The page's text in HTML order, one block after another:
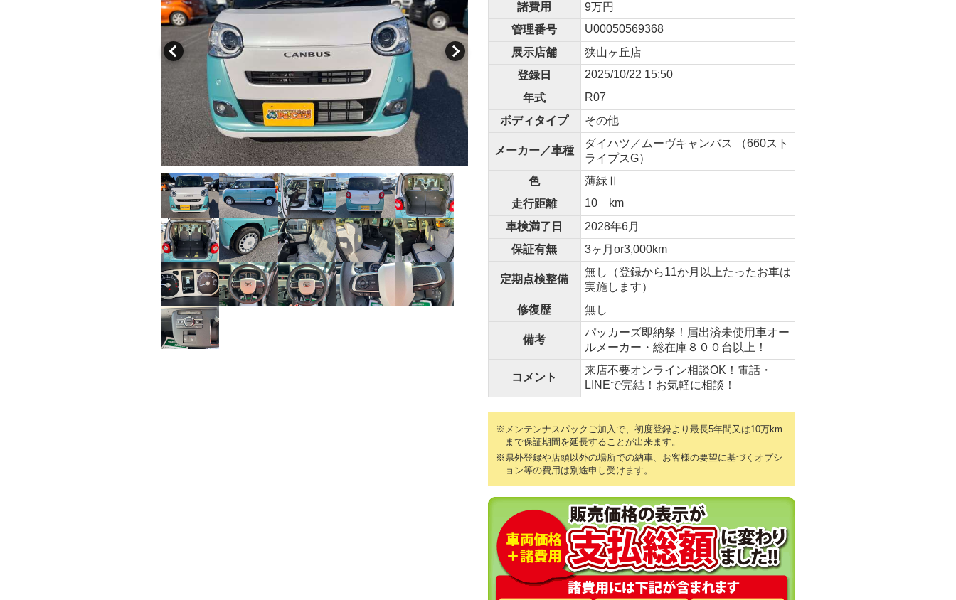
諸費用
9万円
管理番号
U00050569368
展示店舗
狭山ヶ丘店
登録日
2025/10/22 15:50
年式
R07
ボディタイプ
その他
メーカー／車種
ダイハツ／ムーヴキャンバス （660スト
ライプスG）
色
薄緑Ⅱ
走行距離
10 km
車検満了日
2028年6月
保証有無
3ヶ月or3,000km
定期点検整備
無し（登録から11か月以上たったお車は
実施します）
修復歴
無し
備考
パッカーズ即納祭！届出済未使用車オー
ルメーカー・総在庫８００台以上！
コメント
来店不要オンライン相談OK！電話・
LINEで完結！お気軽に相談！
※メンテンナスパックご加入で、初度登録より最長5年間又は10万km
まで保証期間を延長することが出来ます。
※県外登録や店頭以外の場所での納車、お客様の要望に基づくオプシ
ョン等の費用は別途申し受けます。